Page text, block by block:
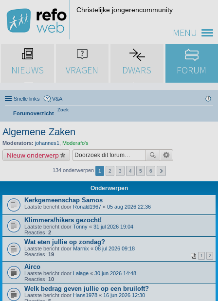
MENU
Christelijke jongerencommunity
NIEUWS VRAGEN DWARS FORUM
Snelle links V&A
Forumoverzicht
Zoek
Algemene Zaken
Moderators: johannes1 Moderafo's
Nieuw onderwerp
134 onderwerpen 1 2 3 4 5 6
Onderwerpen
Kerkgemeenschap Samos
Laatste bericht door Ronald1967 « 05 aug 2026 22:36
Klimmers/hikers gezocht!
Laatste bericht door Tonny « 31 jul 2026 19:04
Reacties: 2
Wat eten jullie op zondag?
Laatste bericht door Marnix « 08 jul 2026 09:18
Reacties: 19 1 2
Airco
Laatste bericht door Lalage « 30 jun 2026 14:48
Reacties: 10
Welk bedrag geven jullie op een bruiloft?
Laatste bericht door Hans1978 « 16 jun 2026 12:30